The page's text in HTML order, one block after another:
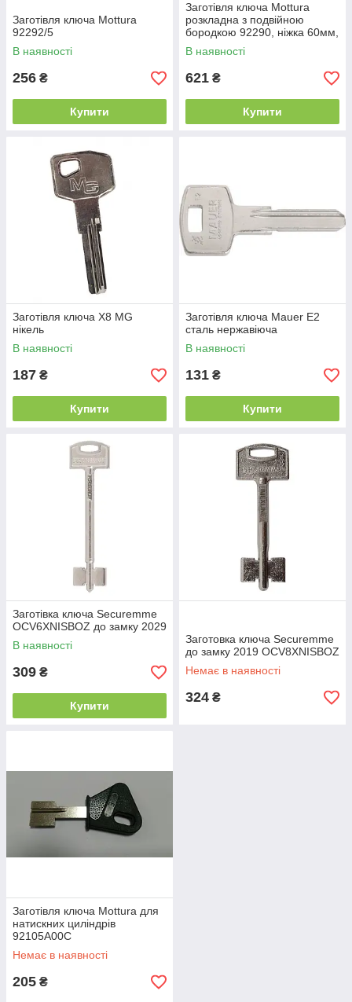
Заготівля ключа Mottura
92292/5
В наявності
256 ₴
Купити
Заготівля ключа Mottura
розкладна з подвійною
бородкою 92290, ніжка 60мм,
для серій 20,50,64
В наявності
621 ₴
Купити
Заготівля ключа X8 MG
нікель
В наявності
187 ₴
Купити
Заготівля ключа Mauer E2
сталь нержавіюча
В наявності
131 ₴
Купити
Заготівка ключа Securemme
OCV6XNISBOZ до замку 2029
В наявності
309 ₴
Купити
Заготовка ключа Securemme
до замку 2019 OCV8XNISBOZ
Немає в наявності
324 ₴
Заготівля ключа Mottura для
натискних циліндрів
92105А00C
Немає в наявності
205 ₴